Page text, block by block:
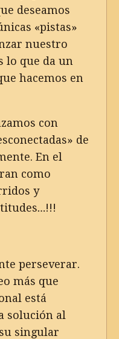
deseamos
«pistas»
nuestro
lo que da un
hacemos en
con
de
En el
como
y
perseverar.
más que
está
solución al
singular